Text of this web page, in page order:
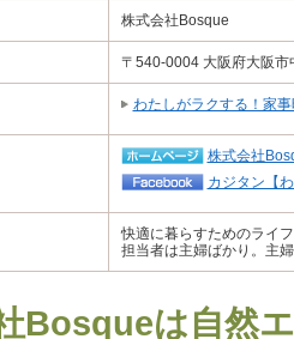
株式会社Bosque
〒540-0004 大阪府大阪
わたしがラクする！家
株式会社
カジタン【
快適に暮らすためのライ
担当者は主婦ばかり。主
Bosqueは自然